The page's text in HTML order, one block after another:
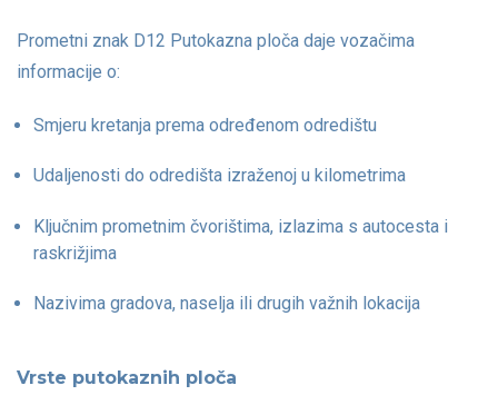
Prometni znak D12 Putokazna ploča daje vozačima
informacije o:
Smjeru kretanja prema određenom odredištu
Udaljenosti do odredišta izraženoj u kilometrima
Ključnim prometnim čvorištima, izlazima s autocesta i
raskrižjima
Nazivima gradova, naselja ili drugih važnih lokacija
Vrste putokaznih ploča